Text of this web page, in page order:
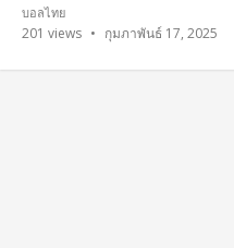
บอลไทย
201 views กุมภาพันธ์ 17, 2025